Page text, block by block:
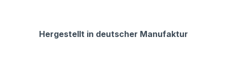
Hergestellt in deutscher Manufaktur